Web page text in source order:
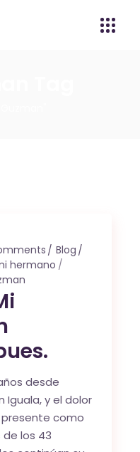
Blog
hermano
desde
Iguala, y el dolor
como
de los 43